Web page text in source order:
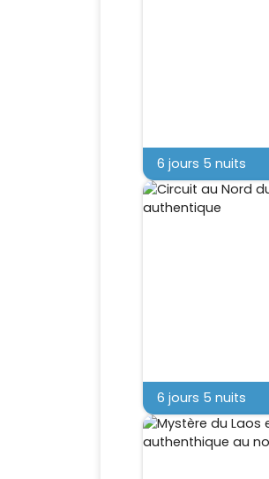
6 jours 5 nuits
6 jours 5 nuits